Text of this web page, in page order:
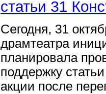
статьи 31
Сегодня, 31
драмтеатра
планировала
поддержку
акции после